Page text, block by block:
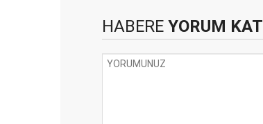
HABERE YORUM KAT